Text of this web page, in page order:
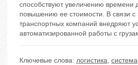
способствуют увеличению времени
повышению ее стоимости. В связи с
транспортных компаний внедряют
автоматизированной работы с
Ключевые слова: логистика, система